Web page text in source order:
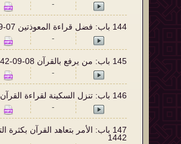
-
144 ‌‌باب: فضل قراءة المعوذتين 07-09-1442
-
145 ‌‌‌‌باب: من يرفع بالقرآن 08-09-1442
-
146 ‌‌‌‌‌‌باب: تنزل السكينة لقراءة القرآن 09-09-1442
-
1442